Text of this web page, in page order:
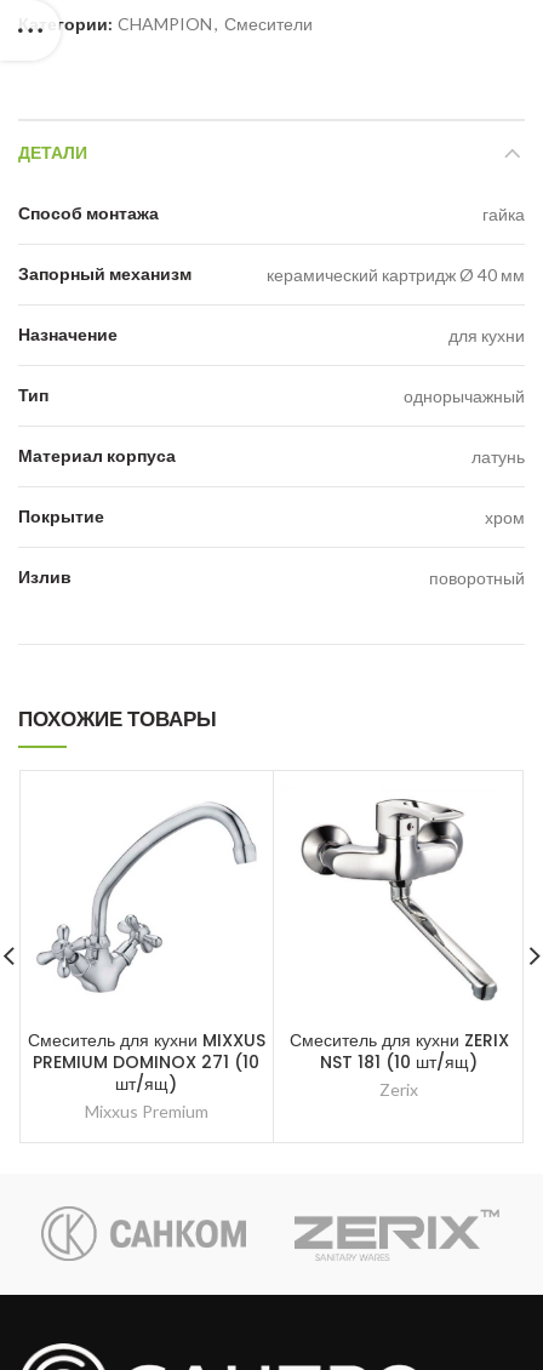
Категории: CHAMPION, Смесители
ДЕТАЛИ
Способ монтажа гайка
Запорный механизм керамический картридж Ø 40 мм
Назначение для кухни
Тип однорычажный
Материал корпуса латунь
Покрытие хром
Излив поворотный
ПОХОЖИЕ ТОВАРЫ
Смеситель для кухни MIXXUS
PREMIUM DOMINOX 271 (10
шт/ящ)
Mixxus Premium
Смеситель для кухни ZERIX
NST 181 (10 шт/ящ)
Zerix